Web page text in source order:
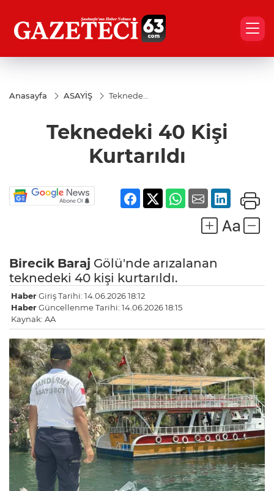
Anasayfa ASAYİŞ
Teknedeki
Teknedeki 40 Kişi
Kurtarıldı
Birecik Baraj Gölü'nde arızalanan
teknedeki 40 kişi kurtarıldı.
HaberGiriş Tarihi: 14.06.2026 18:12
HaberGüncellenme Tarihi: 14.06.2026 18:15
Kaynak: AA